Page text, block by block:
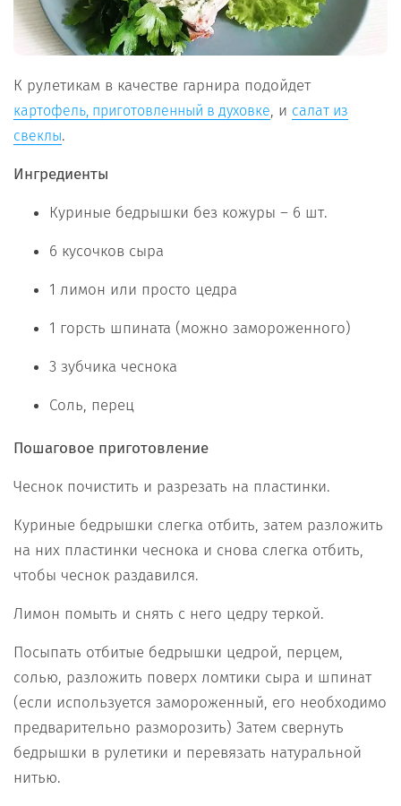
К рулетикам в качестве гарнира подойдет
картофель, приготовленный в духовке, и салат из
свеклы.
Ингредиенты
Куриные бедрышки без кожуры – 6 шт.
6 кусочков сыра
1 лимон или просто цедра
1 горсть шпината (можно замороженного)
3 зубчика чеснока
Соль, перец
Пошаговое приготовление
Чеснок почистить и разрезать на пластинки.
Куриные бедрышки слегка отбить, затем разложить
на них пластинки чеснока и снова слегка отбить,
чтобы чеснок раздавился.
Лимон помыть и снять с него цедру теркой.
Посыпать отбитые бедрышки цедрой, перцем,
солью, разложить поверх ломтики сыра и шпинат
(если используется замороженный, его необходимо
предварительно разморозить) Затем свернуть
бедрышки в рулетики и перевязать натуральной
нитью.